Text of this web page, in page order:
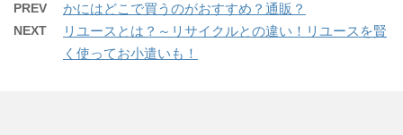
PREV かにはどこで買うのがおすすめ？通販？
NEXT
リユースとは？～リサイクルとの違い！リユースを賢
く使ってお小遣いも！